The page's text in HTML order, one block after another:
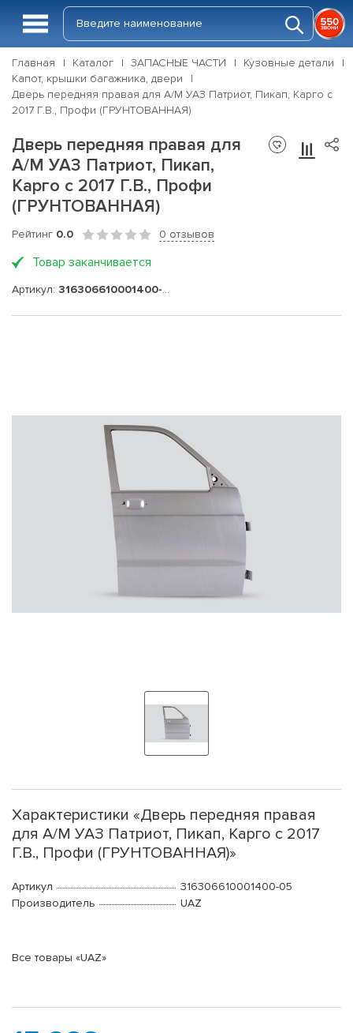
Главная Каталог ЗАПАСНЫЕ ЧАСТИ
Кузовные детали
Капот, крышки багажника, двери
Дверь передняя правая для А/М УАЗ Патриот, Пикап, Карго с
2017 Г.В., Профи (ГРУНТОВАННАЯ)
Дверь передняя правая для
А/М УАЗ Патриот, Пикап,
Карго с 2017 Г.В., Профи
(ГРУНТОВАННАЯ)
Рейтинг 0.0 0 отзывов
Товар заканчивается
Артикул: 316306610001400-05
Характеристики «Дверь передняя правая
для А/М УАЗ Патриот, Пикап, Карго с 2017
Г.В., Профи (ГРУНТОВАННАЯ)»
Артикул
316306610001400-05
Производитель
UAZ
Все товары «UAZ»